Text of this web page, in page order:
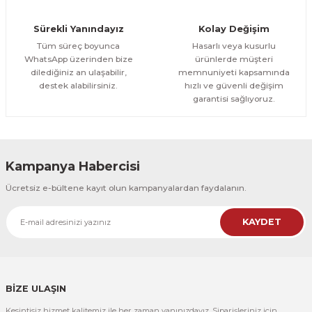
300,00 TL %25
CeSht
CeSht
Pembe Fonlu Good Things Are Coming Yazılı Tek Parça Ahşap Çerçeveli
500,00 TL
Sürekli Yanındayız
Tüm süreç boyunca
WhatsApp üzerinden bize
dilediğiniz an ulaşabilir,
destek alabilirsiniz.
Kolay Değişim
Hasarlı veya kusurlu
ürünlerde müşteri
memnuniyeti kapsamında
hızlı ve güvenli değişim
garantisi sağlıyoruz.
Kampanya Habercisi
Ücretsiz e-bültene kayıt olun kampanyalardan faydalanın.
KAYDET
BİZE ULAŞIN